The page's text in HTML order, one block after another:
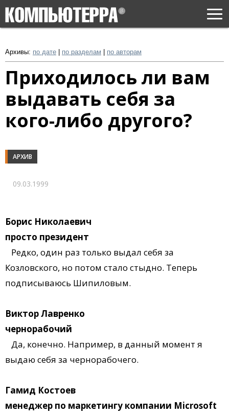
Архивы: по дате по разделам по авторам
Приходилось ли вам
выдавать себя за
кого-либо другого?
АРХИВ
09.03.1999
Борис Николаевич
просто президент
Редко, один раз только выдал себя за
Козловского, но потом стало стыдно. Теперь
подписываюсь Шипиловым.
Виктор Лавренко
чернорабочий
Да, конечно. Например, в данный момент я
выдаю себя за чернорабочего.
Гамид Костоев
менеджер по маркетингу компании Microsoft